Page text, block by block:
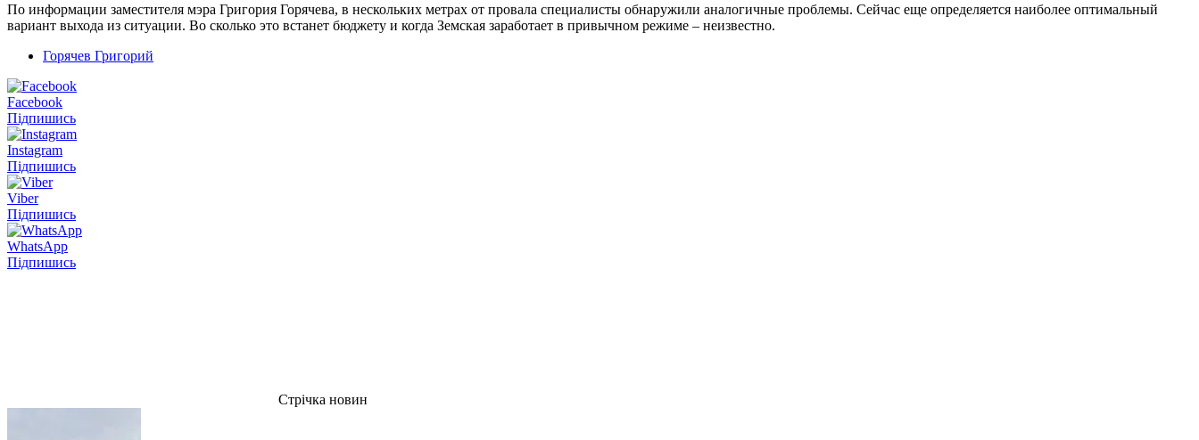
По информации заместителя мэра Григория Горячева, в нескольких метрах от провала специалисты обнаружили аналогичные проблемы. Сейчас еще определяется наиболее оптимальный
вариант выхода из ситуации. Во сколько это встанет бюджету и когда Земская заработает в привычном режиме – неизвестно.
Горячев Григорий
Facebook
Підпишись
Instagram
Підпишись
Viber
Підпишись
WhatsApp
Підпишись
Стрічка новин